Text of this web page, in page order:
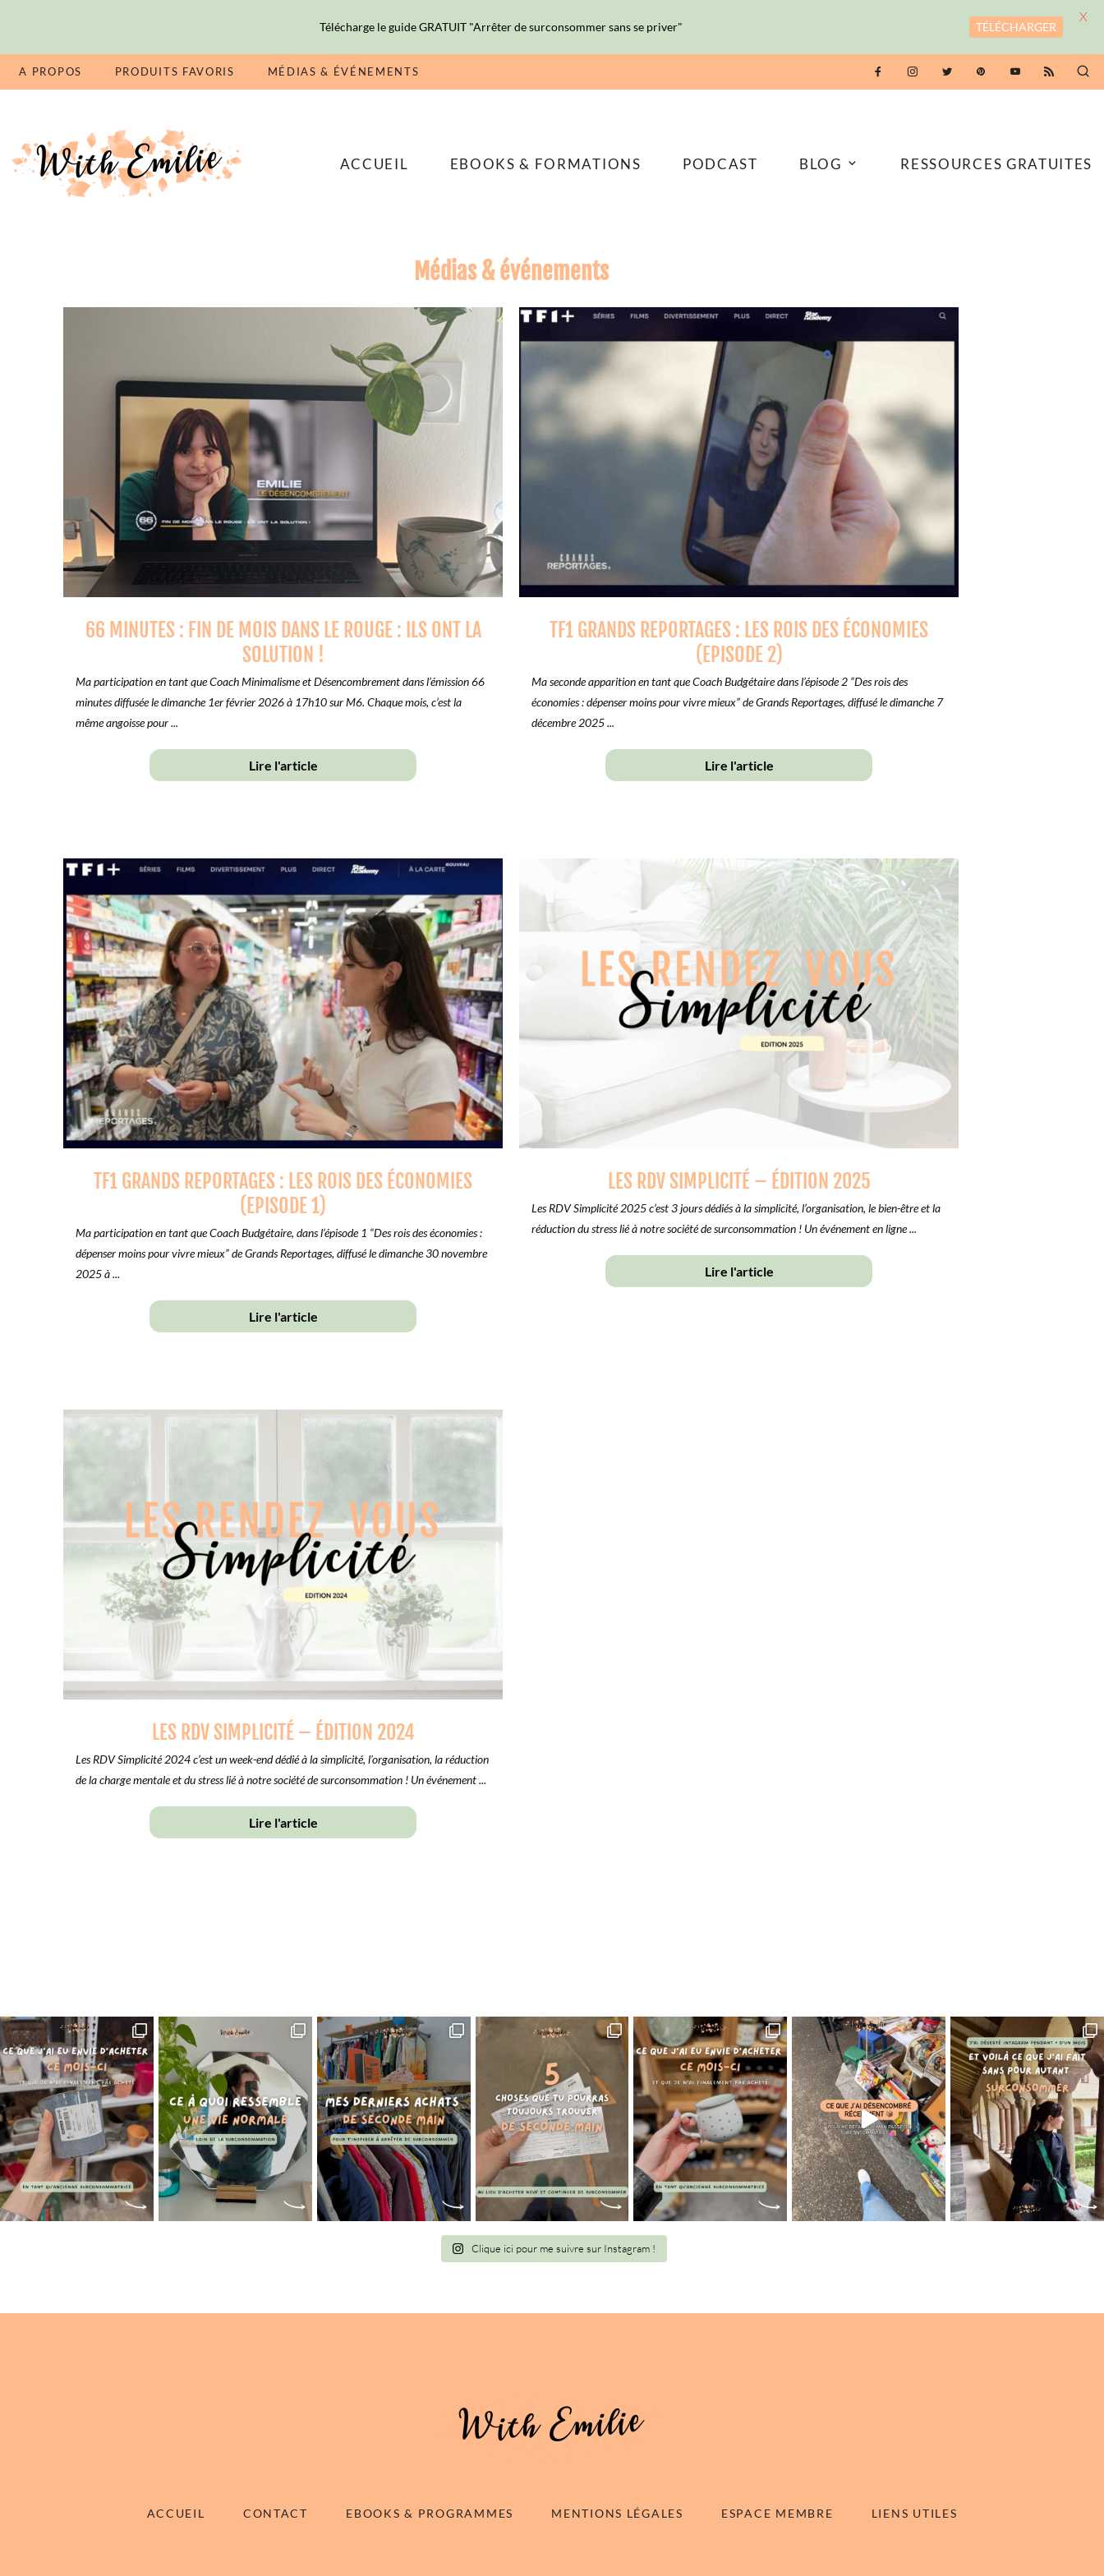
A PROPOS PRODUITS FAVORIS MÉDIAS & ÉVÉNEMENTS
ACCUEIL EBOOKS & FORMATIONS PODCAST BLOG RESSOURCES GRATUITES
Médias & événements
66 MINUTES : FIN DE MOIS DANS LE ROUGE : ILS ONT LA
SOLUTION !
Ma participation en tant que Coach Minimalisme et Désencombrement dans l’émission 66
minutes diffusée le dimanche 1er février 2026 à 17h10 sur M6. Chaque mois, c’est la
même angoisse pour ...
Lire l'article
TF1 GRANDS REPORTAGES : LES ROIS DES ÉCONOMIES
(EPISODE 2)
Ma seconde apparition en tant que Coach Budgétaire dans l’épisode 2 “Des rois des
économies : dépenser moins pour vivre mieux” de Grands Reportages, diffusé le dimanche 7
décembre 2025 ...
Lire l'article
TF1 GRANDS REPORTAGES : LES ROIS DES ÉCONOMIES
(EPISODE 1)
Ma participation en tant que Coach Budgétaire, dans l’épisode 1 “Des rois des économies :
dépenser moins pour vivre mieux” de Grands Reportages, diffusé le dimanche 30 novembre
2025 à ...
Lire l'article
LES RDV SIMPLICITÉ – ÉDITION 2025
Les RDV Simplicité 2025 c’est 3 jours dédiés à la simplicité, l’organisation, le bien-être et la
réduction du stress lié à notre société de surconsommation ! Un événement en ligne ...
Lire l'article
LES RDV SIMPLICITÉ – ÉDITION 2024
Les RDV Simplicité 2024 c’est un week-end dédié à la simplicité, l’organisation, la réduction
de la charge mentale et du stress lié à notre société de surconsommation ! Un événement ...
Lire l'article
Clique ici pour me suivre sur Instagram !
ACCUEIL CONTACT EBOOKS & PROGRAMMES MENTIONS LÉGALES ESPACE MEMBRE LIENS UTILES
Télécharge le guide GRATUIT "Arrêter de surconsommer sans se priver" TÉLÉCHARGER
X